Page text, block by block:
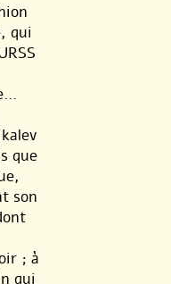
qui
que
son
; à
qui